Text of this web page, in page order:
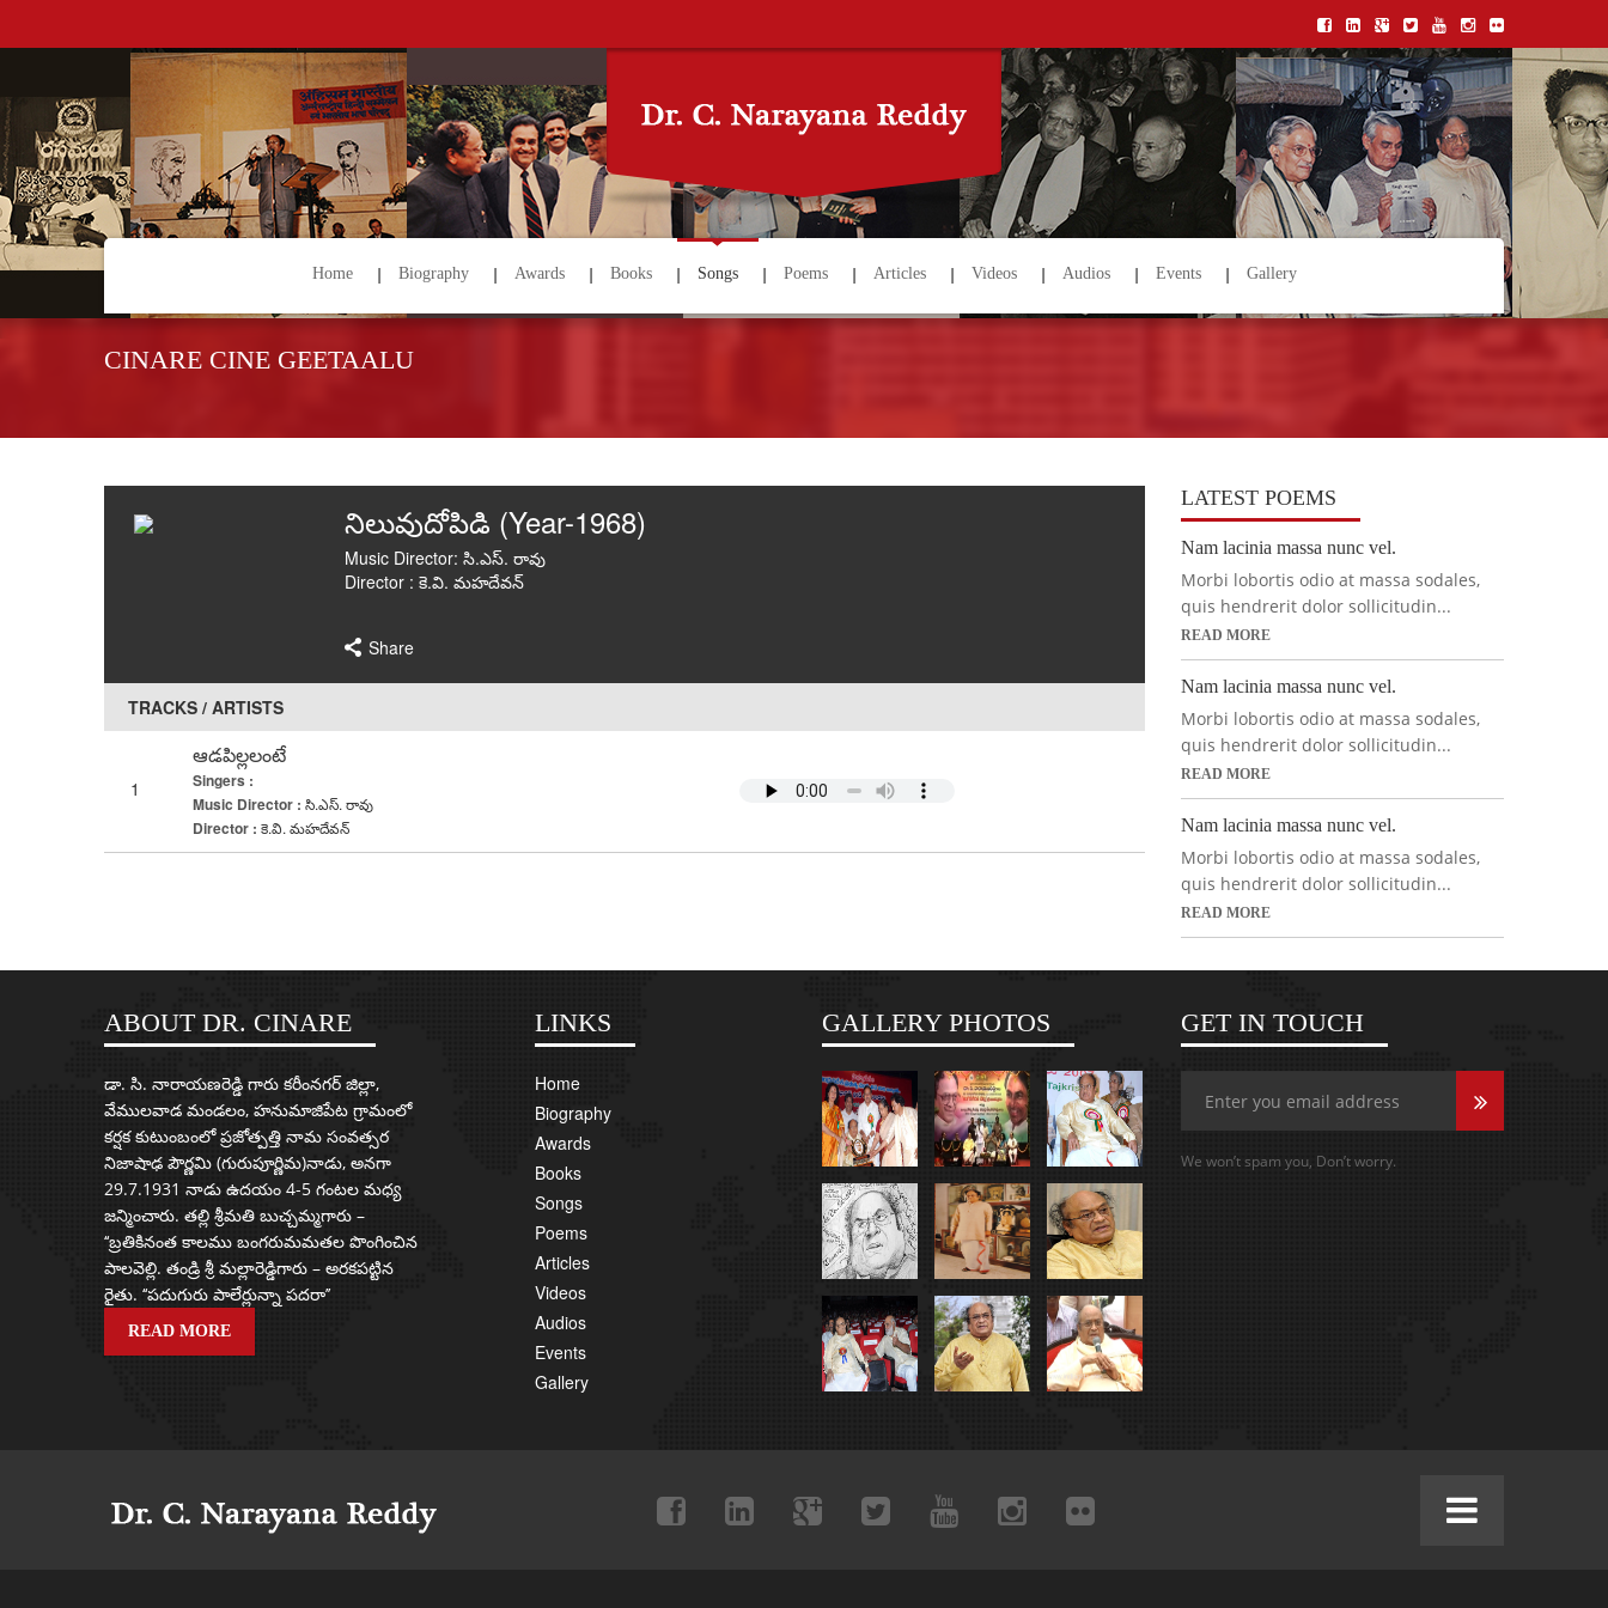
Home Biography Awards Books Songs Poems Articles Videos Audios Events Gallery
CINARE CINE GEETAALU
నిలువుదోపిడి (Year-1968)
Music Director: సి.ఎస్. రావు
Director : కె.వి. మహదేవన్
Share
TRACKS / ARTISTS
1
ఆడపిల్లలంటే
Singers :
Music Director : సి.ఎస్. రావు
Director : కె.వి. మహదేవన్
LATEST POEMS
Nam lacinia massa nunc vel.
Morbi lobortis odio at massa sodales,
quis hendrerit dolor sollicitudin...
READ MORE
Nam lacinia massa nunc vel.
Morbi lobortis odio at massa sodales,
quis hendrerit dolor sollicitudin...
READ MORE
Nam lacinia massa nunc vel.
Morbi lobortis odio at massa sodales,
quis hendrerit dolor sollicitudin...
READ MORE
ABOUT DR. CINARE
డా. సి. నారాయణరెడ్డి గారు కరీంనగర్ జిల్లా,
వేములవాడ మండలం, హనుమాజిపేట గ్రామంలో
కర్షక కుటుంబంలో ప్రజోత్పత్తి నామ సంవత్సర
నిజాషాఢ పౌర్ణమి (గురుపూర్ణిమ)నాడు, అనగా
29.7.1931 నాడు ఉదయం 4-5 గంటల మధ్య
జన్మించారు. తల్లి శ్రీమతి బుచ్చమ్మగారు –
‘‘బ్రతికినంత కాలము బంగరుమమతల పొంగించిన
పాలవెల్లి. తండ్రి శ్రీ మల్లారెడ్డిగారు – అరకపట్టిన
రైతు. ‘‘పదుగురు పాలేర్లున్నా పదరా’’
READ MORE
LINKS
Home
Biography
Awards
Books
Songs
Poems
Articles
Videos
Audios
Events
Gallery
GALLERY PHOTOS GET IN TOUCH
We won’t spam you, Don’t worry.